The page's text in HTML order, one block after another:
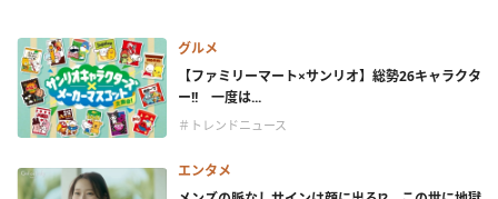
グルメ
【ファミリーマート×サンリオ】総勢26キャラクタ
ー!! 一度は...
＃トレンドニュース
エンタメ